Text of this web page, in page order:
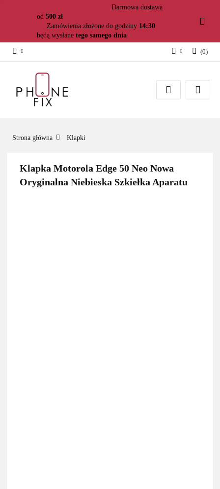
Darmowa dostawa
od 500 zł
Zamówienia złożone do godziny 14:30
będą wysłane tego samego dnia
Załóż konto
(0)
Strona główna Klapki
Klapka Motorola Edge 50 Neo Nowa
Oryginalna Niebieska Szkiełka Aparatu